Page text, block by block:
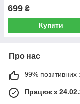
699 ₴
Купити
Про нас
99% позитивних
Працює з